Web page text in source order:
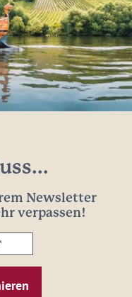
Newsletter
verpassen!